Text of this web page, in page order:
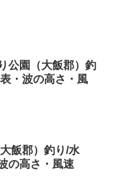
公園（大飯郡）釣
・波の高さ・風
飯郡）釣り/水
の高さ・風速